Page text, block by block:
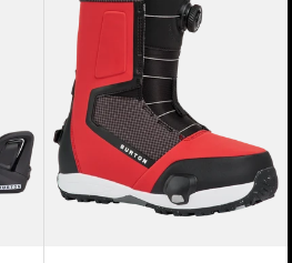
Snowboardboots
Herren